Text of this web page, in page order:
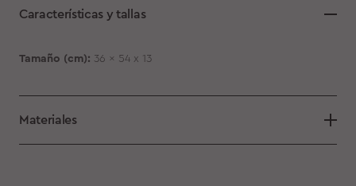
Características y tallas
Tamaño (cm): 36 x 54 x 13
Materiales